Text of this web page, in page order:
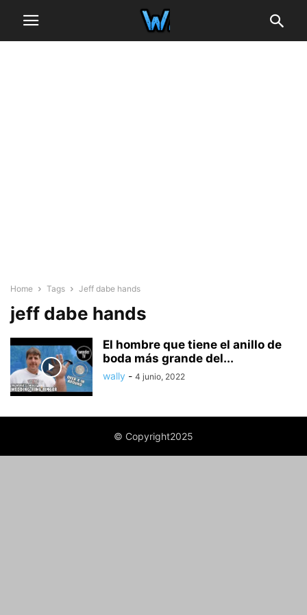
Home Tags Jeff dabe hands
jeff dabe hands
El hombre que tiene el anillo de
boda más grande del...
wally - 4 junio, 2022
© Copyright2025